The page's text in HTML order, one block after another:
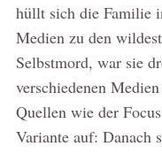
hüllt sich die Familie
Medien zu den
Selbstmord, war sie
verschiedenen
Quellen wie der
Variante auf: Danach